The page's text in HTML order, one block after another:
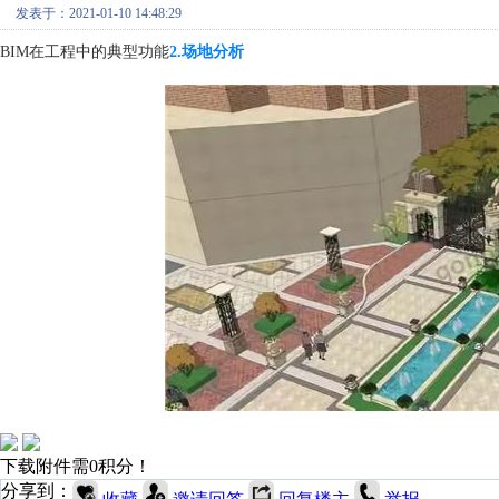
发表于：2021-01-10 14:48:29
BIM在工程中的典型功能2.场地分析
下载附件需0积分！
分享到：